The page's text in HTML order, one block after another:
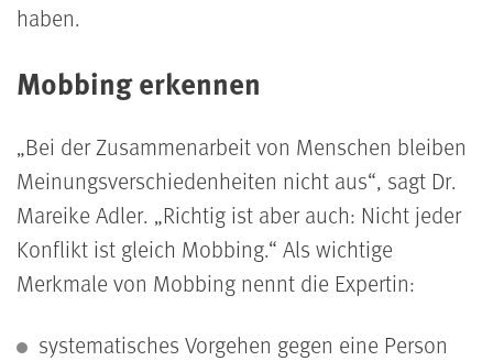
haben.
Mobbing erkennen
Bei der Zusammenarbeit von Menschen bleiben
Meinungsverschiedenheiten nicht aus , sagt Dr.
Mareike Adler. Richtig ist aber auch: Nicht jeder
Konflikt ist gleich Mobbing. Als wichtige
Merkmale von Mobbing nennt die Expertin:
systematisches Vorgehen gegen eine Person